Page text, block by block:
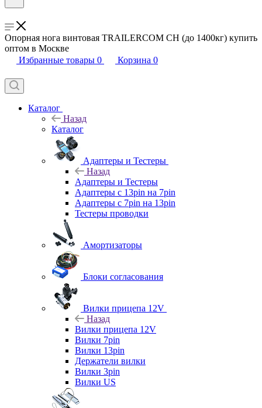
Опорная нога винтовая TRAILERCOM CH (до 1400кг) купить
оптом в Москве
Избранные товары 0 Корзина 0
Каталог
Назад
Каталог
Адаптеры и Тестеры
Назад
Адаптеры и Тестеры
Адаптеры с 13pin на 7pin
Адаптеры с 7pin на 13pin
Тестеры проводки
Амортизаторы
Блоки согласования
Вилки прицепа 12V
Назад
Вилки прицепа 12V
Вилки 7pin
Вилки 13pin
Держатели вилки
Вилки 3pin
Вилки US